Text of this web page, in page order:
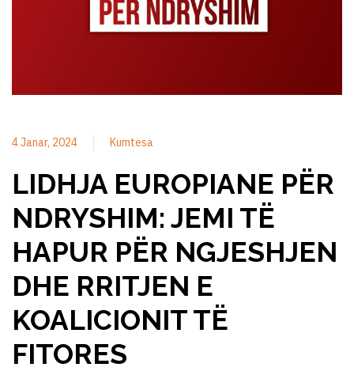
4 Janar, 2024 Kumtesa
LIDHJA EUROPIANE PËR
NDRYSHIM: JEMI TË
HAPUR PËR NGJESHJEN
DHE RRITJEN E
KOALICIONIT TË
FITORES